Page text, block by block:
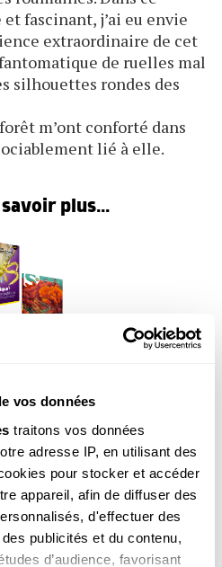
vos données
traitons vos données
adresse IP, en utilisant des
pour stocker et accéder
appareil, afin de diffuser des
d'effectuer des
publicités et du contenu,
d’audience, favorisant
fascinant, j’ai eu envie
extraordinaire de cet
de ruelles mal
silhouettes rondes des
m’ont conforté dans
lié à elle.
plus...